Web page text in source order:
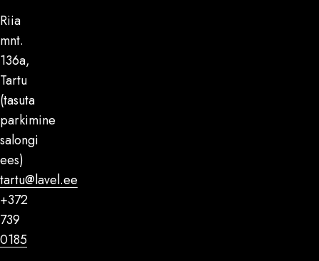
Riia
mnt.
136a,
Tartu
(tasuta
parkimine
salongi
ees)
tartu@lavel.ee
+372
739
0185